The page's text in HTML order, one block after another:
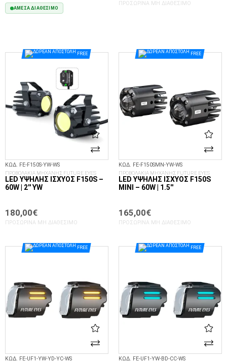
ΆΜΕΣΑ ΔΙΑΘΈΣΙΜΟ
ΠΡΟΣΩΡΙΝΆ ΜΗ ΔΙΑΘΈΣΙΜΟ
FREE
ΚΩΔ. FE-F150S-YW-WS
ΠΡΟΒΟΛΑΚΙΑ ΜΗΧΑΝΗΣ FUTURE EYES
LED ΥΨΗΛΉΣ ΙΣΧΎΟΣ F150S –
60W | 2′′ YW
180,00€
ΠΡΟΣΩΡΙΝΆ ΜΗ ΔΙΑΘΈΣΙΜΟ
FREE
ΚΩΔ. FE-F150SMN-YW-WS
ΠΡΟΒΟΛΑΚΙΑ ΜΗΧΑΝΗΣ FUTURE EYES
LED ΥΨΗΛΉΣ ΙΣΧΎΟΣ F150S
MINI – 60W | 1.5′′
165,00€
ΠΡΟΣΩΡΙΝΆ ΜΗ ΔΙΑΘΈΣΙΜΟ
FREE
ΚΩΔ. FE-UF1-YW-YD-YC-WS
FREE
ΚΩΔ. FE-UF1-YW-BD-CC-WS